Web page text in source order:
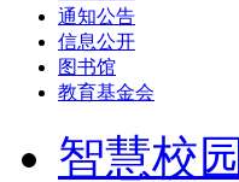
通知公告
信息公开
图书馆
教育基金会
智慧校园